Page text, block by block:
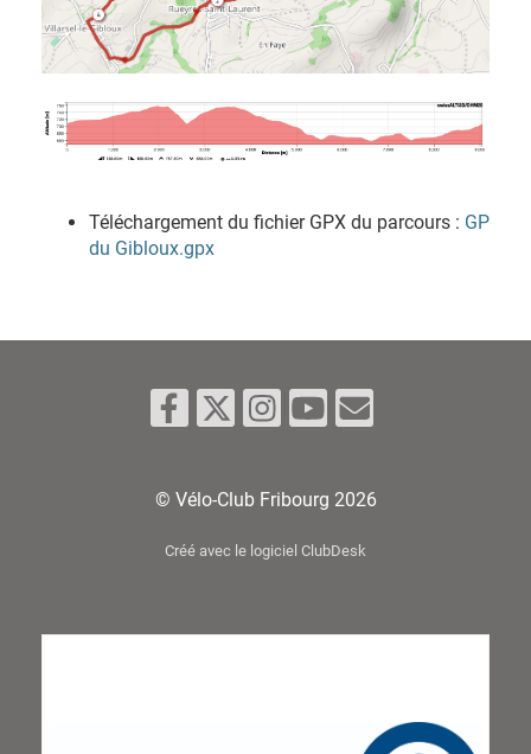
Téléchargement du fichier GPX du parcours : GP
du Gibloux.gpx
© Vélo-Club Fribourg 2026
Créé avec le logiciel ClubDesk